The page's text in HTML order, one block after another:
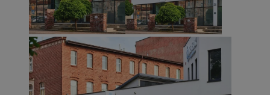
VISITOR_PRIVACY_METADATA
YouTube
.youtube.com